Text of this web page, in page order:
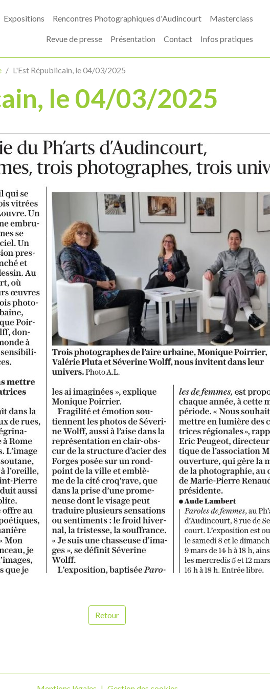
Expositions Rencontres Photographiques d'Audincourt Masterclass
Revue de presse Présentation Contact Infos pratiques
L'Est Républicain, le 04/03/2025
le 04/03/2025
Retour